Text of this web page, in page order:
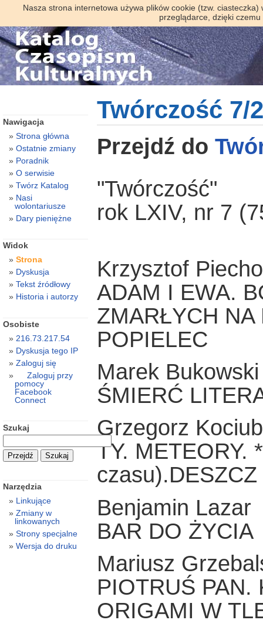
Nasza strona internetowa używa plików cookie (tzw.
przeglądarce, dzięki
Twórczość 7/
Przejdź do
"Twórczość"
rok LXIV, nr 7
Krzysztof
ADAM I EWA.
ZMARŁYCH
POPIELEC
Marek Bukowski
ŚMIERĆ
Grzegorz
TY. METEORY.
Benjamin Lazar
BAR DO ŻYCIA
Mariusz
PIOTRUŚ PAN.
ORIGAMI W
Nawigacja
Strona główna
Ostatnie zmiany
Poradnik
O serwisie
Twórz Katalog
Nasi
wolontariusze
Dary pieniężne
Widok
Strona
Dyskusja
Tekst źródłowy
Historia i autorzy
Osobiste
216.73.217.54
Dyskusja tego IP
Zaloguj się
Zaloguj przy
pomocy
Facebook
Connect
Szukaj
Narzędzia
Linkujące
Zmiany w
linkowanych
Strony specjalne
Wersja do druku